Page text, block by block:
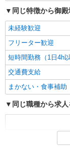
同じ特徴から御
未経験歓迎
フリーター歓迎
短時間勤務（1日4h
交通費支給
まかない・食事補助
同じ職種から求
調理・調理補助・